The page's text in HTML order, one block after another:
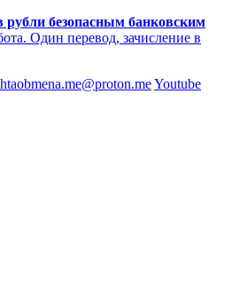
безопасным банковским
Один перевод, зачисление в
Youtube